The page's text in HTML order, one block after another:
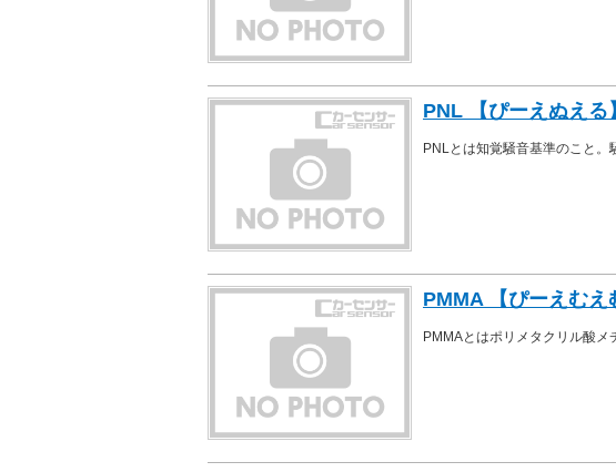
PNL 【ぴーえぬえる】
PNLとは知覚騒音基準のこと。
PMMA 【ぴーえむえ
PMMAとはポリメタクリル酸メ